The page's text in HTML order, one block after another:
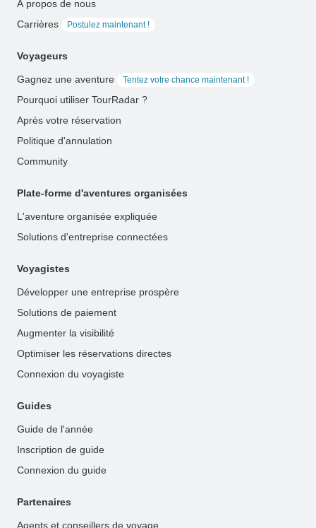
À propos de nous
Carrières
Postulez maintenant !
Voyageurs
Gagnez une aventure Tentez votre chance maintenant !
Pourquoi utiliser TourRadar ?
Après votre réservation
Politique d'annulation
Community
Plate-forme d'aventures organisées
L'aventure organisée expliquée
Solutions d'entreprise connectées
Voyagistes
Développer une entreprise prospère
Solutions de paiement
Augmenter la visibilité
Optimiser les réservations directes
Connexion du voyagiste
Guides
Guide de l'année
Inscription de guide
Connexion du guide
Partenaires
Agents et conseillers de voyage